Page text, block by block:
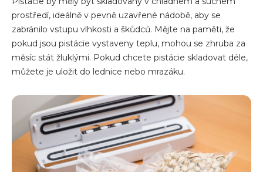
prostředí, ideálně v pevně uzavřené nádobě, aby se
zabránilo vstupu vlhkosti a škůdců. Mějte na paměti, že
pokud jsou pistácie vystaveny teplu, mohou se zhruba za
měsíc stát žluklými. Pokud chcete pistácie skladovat déle,
můžete je uložit do lednice nebo mrazáku.